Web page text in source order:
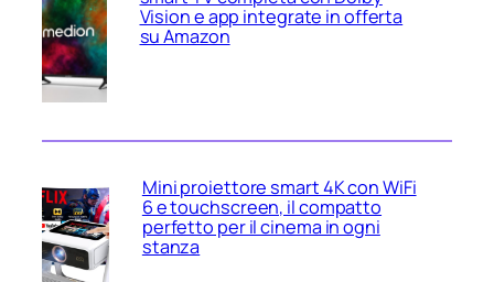
Vision e app integrate in offerta
su Amazon
Mini proiettore smart 4K con WiFi
6 e touchscreen, il compatto
perfetto per il cinema in ogni
stanza